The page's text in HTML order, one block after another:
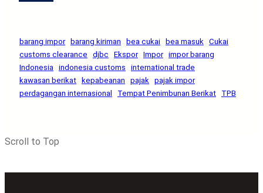
barang impor barang kiriman bea cukai bea masuk Cukai
customs clearance
djbc Ekspor Impor impor barang
Indonesia indonesia customs
international trade
kawasan berikat
kepabeanan pajak pajak impor
perdagangan internasional
Tempat Penimbunan Berikat TPB
Scroll to Top